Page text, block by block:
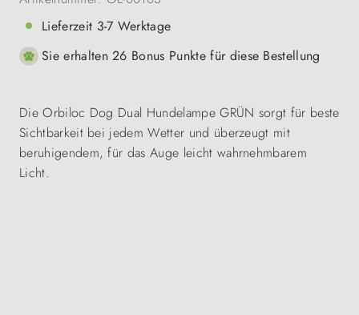
Lieferzeit 3-7 Werktage
Sie erhalten 26 Bonus Punkte für diese Bestellung
Die Orbiloc Dog Dual Hundelampe GRÜN sorgt für beste
Sichtbarkeit bei jedem Wetter und überzeugt mit
beruhigendem, für das Auge leicht wahrnehmbarem
Licht.